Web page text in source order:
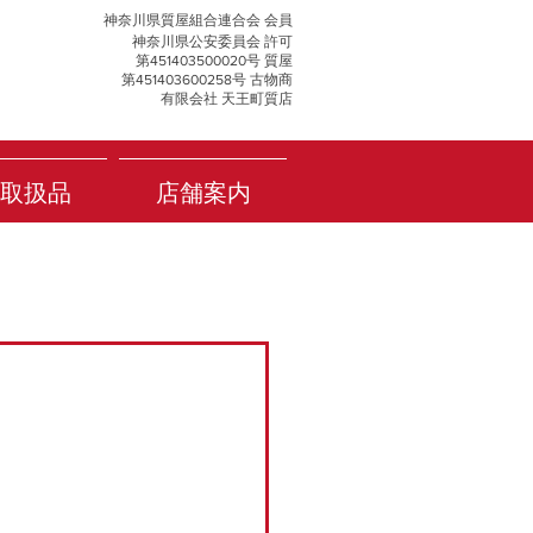
神奈川県質屋組合連合会 会員
神奈川県公安委員会 許可
第451403500020号 質屋
第451403600258号 古物商
有限会社 天王町質店
扱品 店舗案内